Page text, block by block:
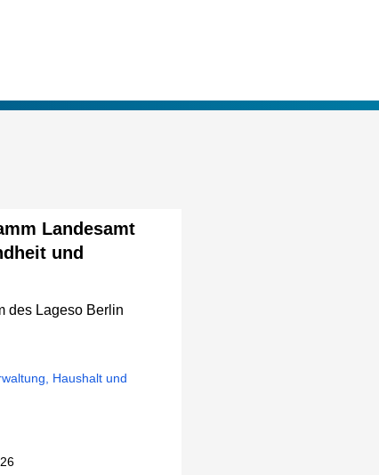
Landesamt
und
des Lageso Berlin
Haushalt und